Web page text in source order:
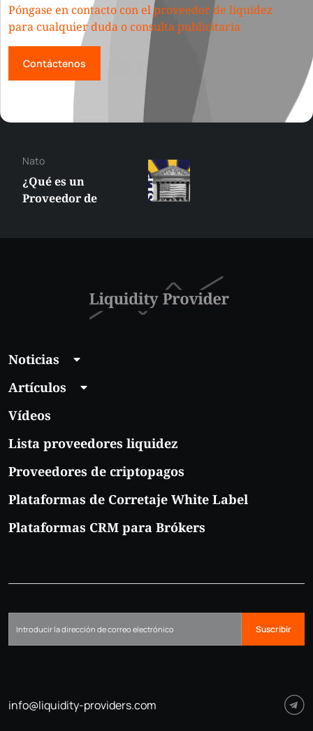
Póngase en contacto con el proveedor de liquidez
para cualquier duda o consulta publicitaria
Contáctenos
Nato
¿Qué es un
Proveedor de
Noticias
Artículos
Vídeos
Lista proveedores liquidez
Proveedores de criptopagos
Plataformas de Corretaje White Label
Plataformas CRM para Brókers
Suscribir
info@liquidity-providers.com